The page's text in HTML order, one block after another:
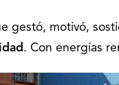
gestó, motivó,
. Con energías